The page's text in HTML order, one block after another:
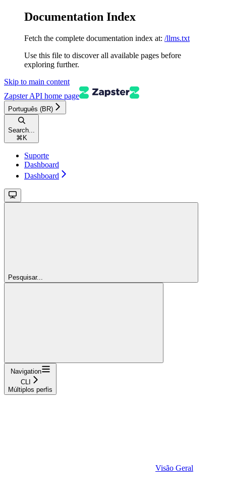
Documentation Index
Fetch the complete documentation index at: /llms.txt
Use this file to discover all available pages before
exploring further.
Skip to main content
Zapster API home page
Português (BR)
Search...
⌘ K
Suporte
Dashboard
Dashboard
Pesquisar...
Navigation
CLI
Múltiplos perfis
Visão Geral